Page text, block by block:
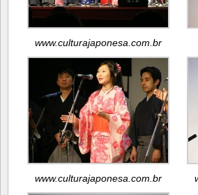
www.culturajaponesa.com.br
www.culturajaponesa.com.br